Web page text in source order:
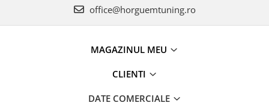
office@horguemtuning.ro
MAGAZINUL MEU
CLIENTI
DATE COMERCIALE